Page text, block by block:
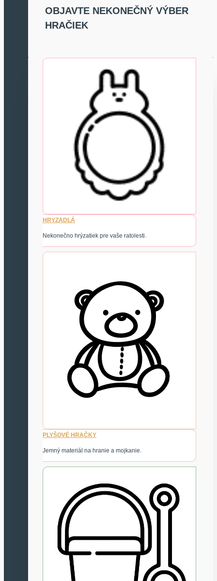
OBJAVTE NEKONEČNÝ VÝBER
HRAČIEK
HRYZADLÁ
Nekonečno hrýzatiek pre vaše ratolesti.
PLYŠOVÉ HRAČKY
Jemný materiál na hranie a mojkanie.